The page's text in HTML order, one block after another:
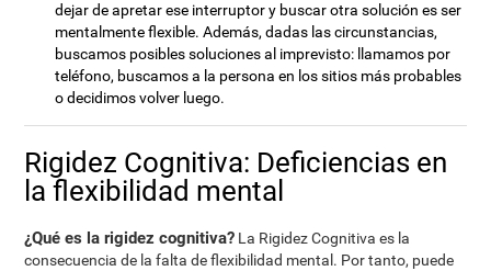
dejar de apretar ese interruptor y buscar otra solución es ser
mentalmente flexible. Además, dadas las circunstancias,
buscamos posibles soluciones al imprevisto: llamamos por
teléfono, buscamos a la persona en los sitios más probables
o decidimos volver luego.
Rigidez Cognitiva: Deficiencias en
la flexibilidad mental
¿Qué es la rigidez cognitiva? La Rigidez Cognitiva es la
consecuencia de la falta de flexibilidad mental. Por tanto, puede